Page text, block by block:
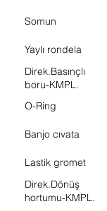
Somun
Yaylı rondela
Direk.Basınçlı
boru-KMPL.
O-Ring
Banjo cıvata
Lastik gromet
Direk.Dönüş
hortumu-KMPL.